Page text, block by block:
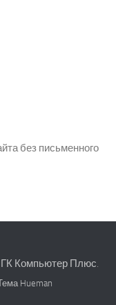
без письменного
ГК Компьютер Плюс.
Hueman